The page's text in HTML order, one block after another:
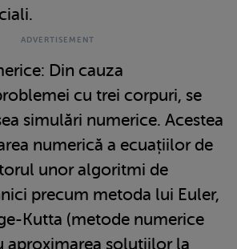
Din cauza
cu trei corpuri, se
simulări numerice. Acestea
numerică a ecuațiilor de
unor algoritmi de
precum metoda lui Euler,
Kutta (metode numerice
aproximarea soluțiilor la